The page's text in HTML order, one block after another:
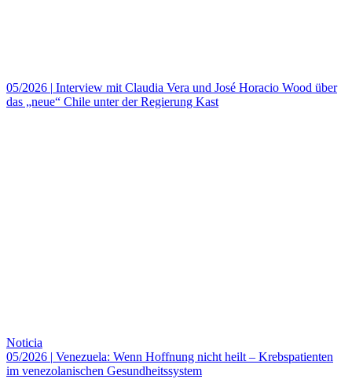
05/2026 | Interview mit Claudia Vera und José Horacio Wood über
das „neue“ Chile unter der Regierung Kast
Noticia
05/2026 | Venezuela: Wenn Hoffnung nicht heilt – Krebspatienten
im venezolanischen Gesundheitssystem